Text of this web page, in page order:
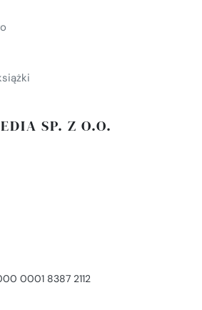
SP. Z O.O.
0001 8387 2112